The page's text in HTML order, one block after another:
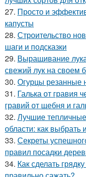
27. Просто и
капусты
28. Строительство
шаги и подсказки
29. Выращивание
свежий лук на своем
30. Огурцы резанные
31. Галька от гравия
гравий от щебня и
32. Лучшие
области: как выбрать
33. Секреты
правил посадки
34. Как сделать